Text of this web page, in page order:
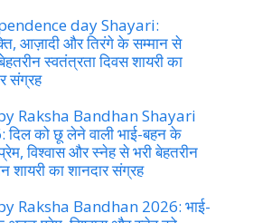
day Shayari:
आज़ादी और तिरंगे के सम्मान से
स्वतंत्रता दिवस शायरी का
संग्रह
Raksha Bandhan Shayari
दिल को छू लेने वाली भाई-बहन के
विश्वास और स्नेह से भरी बेहतरीन
शायरी का शानदार संग्रह
Raksha Bandhan 2026: भाई-